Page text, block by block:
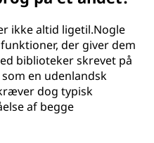
ikke altid ligetil.Nogle
der giver dem
biblioteker skrevet på
en udenlandsk
dog typisk
af begge